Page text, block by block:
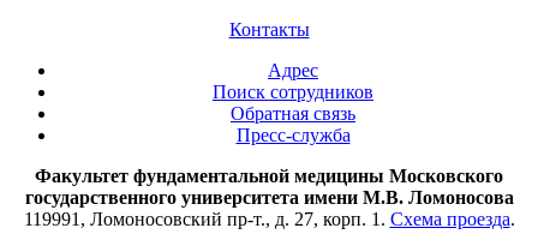
Контакты
Адрес
Поиск сотрудников
Обратная связь
Пресс-служба
Факультет фундаментальной медицины Московского
государственного университета имени М.В. Ломоносова
119991, Ломоносовский пр-т., д. 27, корп. 1. Схема проезда.